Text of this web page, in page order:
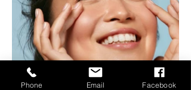
Phone Email Facebook